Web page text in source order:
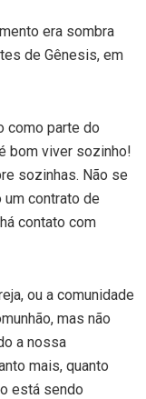
era sombra
de Gênesis, em
como parte do
bom viver sozinho!
sozinhas. Não se
um contrato de
contato com
ou a comunidade
mas não
a nossa
mais, quanto
está sendo